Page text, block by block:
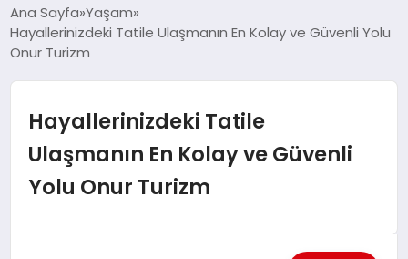
GÜNDEM
EĞITIM
SOSYAL MEDYA
Ana Sayfa Yaşam
Hayallerinizdeki Tatile Ulaşmanın En Kolay ve Güvenli Yolu
Onur Turizm
Hayallerinizdeki Tatile
Ulaşmanın En Kolay ve Güvenli
Yolu Onur Turizm